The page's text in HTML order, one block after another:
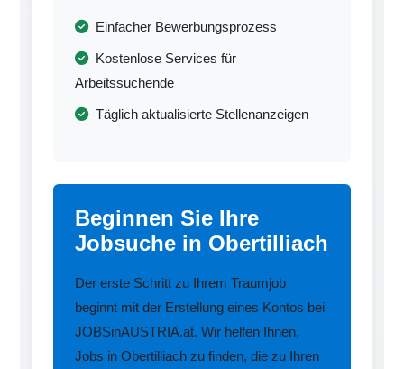
Einfacher Bewerbungsprozess
Kostenlose Services für
Arbeitssuchende
Täglich aktualisierte Stellenanzeigen
Beginnen Sie Ihre
Jobsuche in Obertilliach
Der erste Schritt zu Ihrem Traumjob
beginnt mit der Erstellung eines Kontos bei
JOBSinAUSTRIA.at. Wir helfen Ihnen,
Jobs in Obertilliach zu finden, die zu Ihren